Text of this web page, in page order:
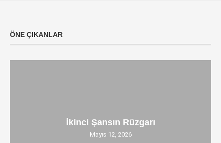
ÖNE ÇIKANLAR
İkinci Şansın Rüzgarı
Mayıs 12, 2026